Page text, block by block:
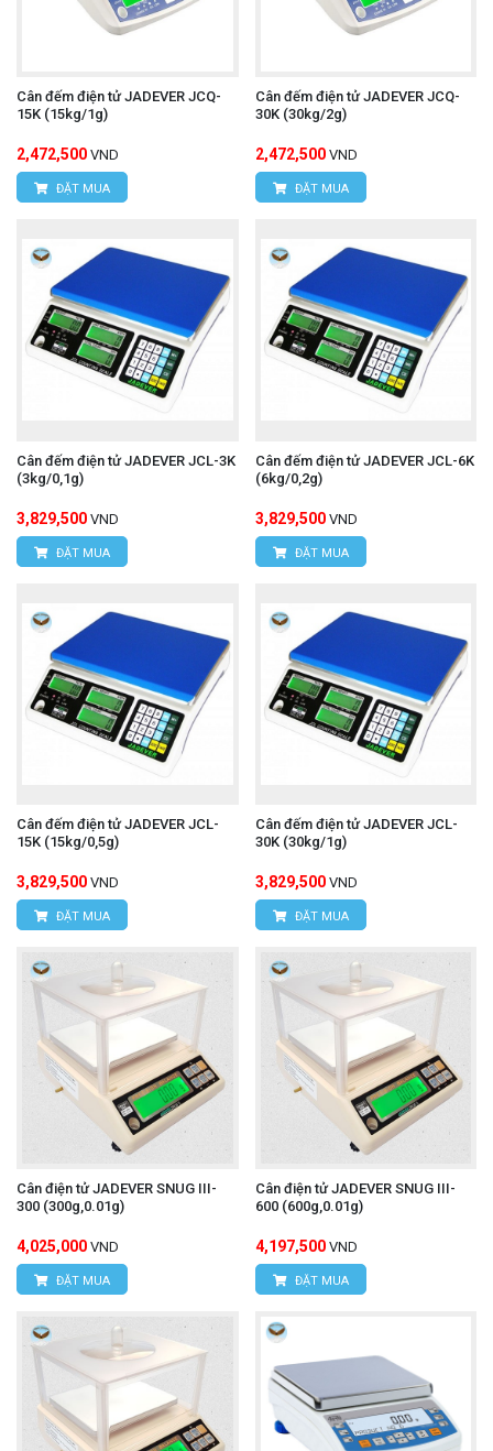
Cân đếm điện tử JADEVER JCQ-
15K (15kg/1g)
2,472,500 VND
ĐẶT MUA
Cân đếm điện tử JADEVER JCQ-
30K (30kg/2g)
2,472,500 VND
ĐẶT MUA
Cân đếm điện tử JADEVER JCL-3K
(3kg/0,1g)
3,829,500 VND
ĐẶT MUA
Cân đếm điện tử JADEVER JCL-6K
(6kg/0,2g)
3,829,500 VND
ĐẶT MUA
Cân đếm điện tử JADEVER JCL-
15K (15kg/0,5g)
3,829,500 VND
ĐẶT MUA
Cân đếm điện tử JADEVER JCL-
30K (30kg/1g)
3,829,500 VND
ĐẶT MUA
Cân điện tử JADEVER SNUG III-
300 (300g,0.01g)
4,025,000 VND
ĐẶT MUA
Cân điện tử JADEVER SNUG III-
600 (600g,0.01g)
4,197,500 VND
ĐẶT MUA